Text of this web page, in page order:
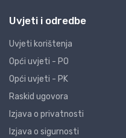
Uvjeti i odredbe
Uvjeti korištenja
Opći uvjeti - PO
Opći uvjeti - PK
Raskid ugovora
Izjava o privatnosti
Izjava o sigurnosti